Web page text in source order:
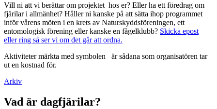
Vill ni att vi berättar om projektet hos er? Eller ha ett föredrag om
fjärilar i allmänhet? Håller ni kanske på att sätta ihop programmet
inför vårens möten i en krets av Naturskyddsföreningen, ett
entomologisk förening eller kanske en fågelklubb? Skicka epost
eller ring så ser vi om det går att ordna.
Aktiviteter märkta med symbolen
är sådana som organisatören tar
ut en kostnad för.
Arkiv
Vad är dagfjärilar?